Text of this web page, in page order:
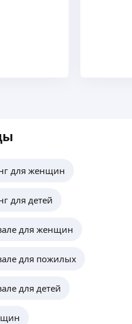
для женщин
для детей
для женщин
для пожилых
для детей